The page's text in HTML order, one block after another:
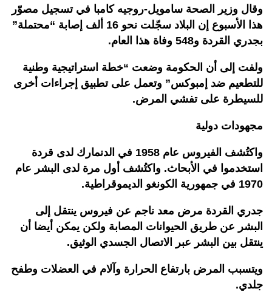
وقال وزير الصحة سامويل-روجيه كامبا في تسجيل مصوّر
هذا الأسبوع إن البلاد سجّلت نحو 16 ألف إصابة “محتملة”
بجدري القردة و548 وفاة هذا العام.
ولفت إلى أن الحكومة وضعت “خطة استراتيجية وطنية
للتطعيم ضد إمبوكس” وتعمل على تطبيق إجراءات أخرى
للسيطرة على تفشي المرض.
مجهودات دولية
واكتُشف الفيروس عام 1958 في الدنمارك لدى قردة
استخدموا في الأبحاث. واكتُشف أول مرة لدى البشر عام
1970 في جمهورية الكونغو الديموقراطية.
جدري القردة مرض معد ناجم عن فيروس ينتقل إلى
البشر عن طريق الحيوانات المصابة ولكن يمكن أيضا أن
ينتقل بين البشر عبر الاتصال الجسدي الوثيق.
ويتسبب المرض بارتفاع الحرارة وآلام في العضلات وطفح
جلدي.